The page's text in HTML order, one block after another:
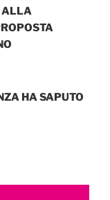
ALLA
HA SAPUTO